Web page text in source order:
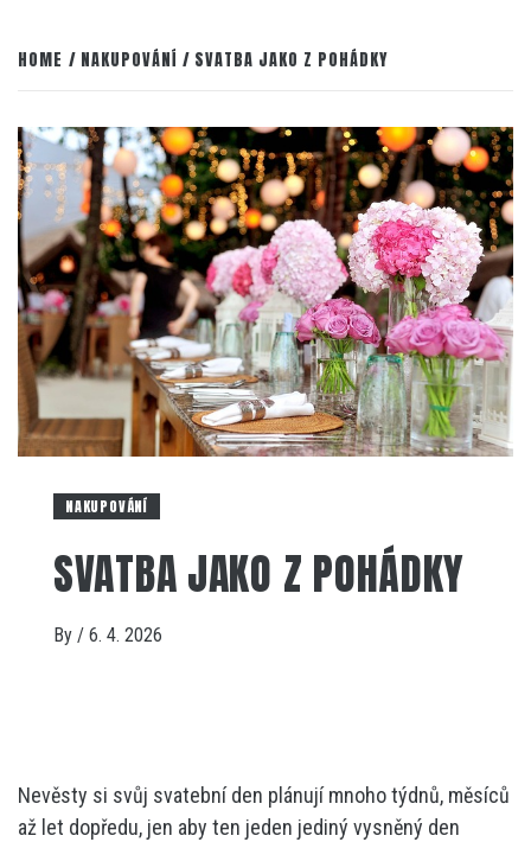
HOME NAKUPOVÁNÍ SVATBA JAKO Z POHÁDKY
NAKUPOVÁNÍ
SVATBA JAKO Z POHÁDKY
By / 6. 4. 2026
Nevěsty si svůj svatební den plánují mnoho týdnů, měsíců
až let dopředu, jen aby ten jeden jediný vysněný den